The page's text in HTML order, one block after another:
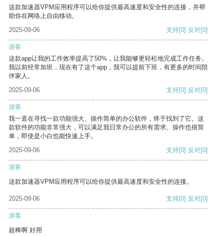
这款加速器VPM应用程序可以给你提供最高速度和安全性的连接，并帮
助你在网络上自由移动。
2025-09-06
支持[0] 反对[0]
游客
这款app让我的工作效率提高了50%，让我能够更轻松地完成工作任务。
我以前经常加班，现在有了这个app，我可以提前下班，有更多的时间陪
伴家人。
2025-09-06
支持[0] 反对[0]
游客
我一直在寻找一款功能强大、操作简单的办公软件，终于找到了它。这
款软件的功能非常强大，可以满足我日常办公的所有需求。操作也很简
单，即使是小白也能快速上手。
2025-09-06
支持[0] 反对[0]
游客
这款加速器VPM应用程序可以给你提供最高速度和安全性的连接。
2025-09-06 支持[0] 反对[0]
游客
超棒啊 好用